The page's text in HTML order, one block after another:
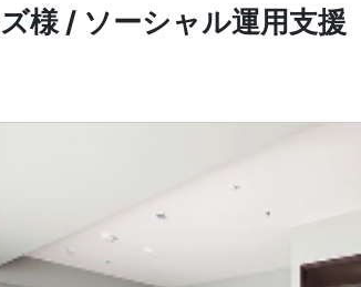
様 / ソーシャル運用支援